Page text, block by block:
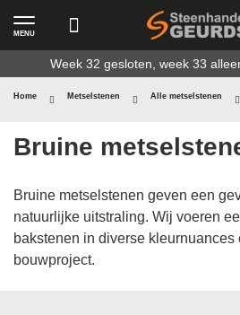
naar
de
Week 32 gesloten, week 33
MENU
Home Metselstenen Alle metselstenen
Bruine
Bruine metselstenen geven een
natuurlijke uitstraling. Wij voeren
bakstenen in diverse kleurnuances
bouwproject.